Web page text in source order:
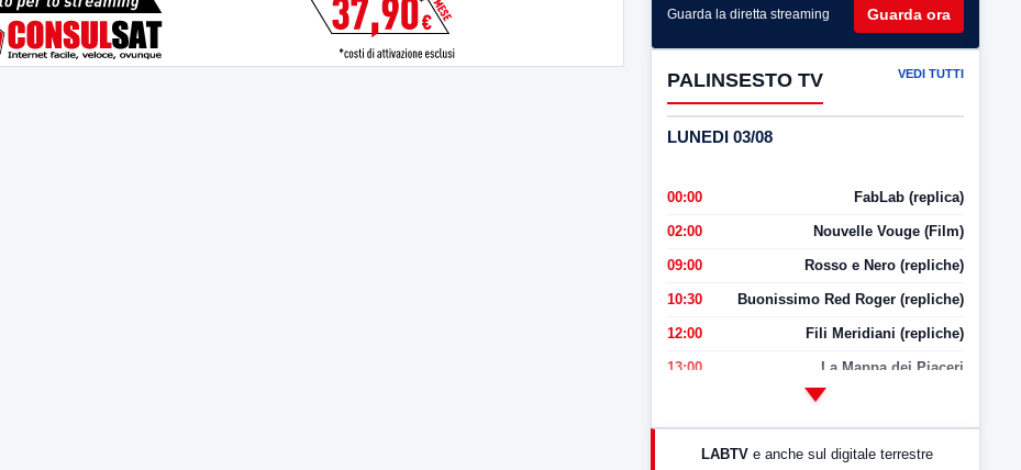
Guarda la diretta streaming Guarda ora
PALINSESTO TV VEDI TUTTI
LUNEDI 03/08
00:00 FabLab (replica)
02:00 Nouvelle Vouge (Film)
09:00 Rosso e Nero (repliche)
10:30 Buonissimo Red Roger (repliche)
12:00 Fili Meridiani (repliche)
13:00 La Mappa dei Piaceri
LABTV e anche sul digitale terrestre